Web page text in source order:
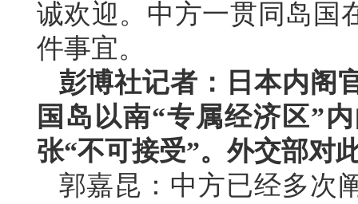
诚欢迎。中方一贯同岛国
件事宜。
彭博社记者：日本内阁
国岛以南“专属经济区”
张“不可接受”。外交部对
郭嘉昆：中方已经多次